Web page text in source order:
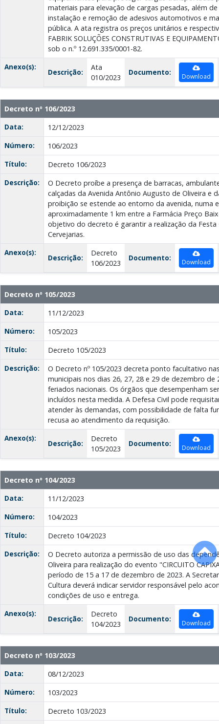
materiais para elevação de cargas pesadas, além
instalação e remoção de adesivos automotivos e
pública. A ata registra os preços unitários e
FABRIK SOLUÇÕES CONSTRUTIVAS E
sob o n.º 12.691.335/0001-82.
Anexo(s):
Descrição:
Ata
010/2023
Documento: Download
Decreto nº 106/2023
Data:
12/12/2023
Número:
106/2023
Título:
Decreto 106/2023
Descrição:
O Decreto proíbe a presença de barracas,
calçadas da Avenida Antônio Augusto de Oliveira e
proibição se estende ao entorno da avenida, numa
aproximadamente 1 km entre a Farmácia Preço
objetivo do decreto é garantir a realização da Festa
Cervejarias.
Anexo(s):
Descrição:
Decreto
106/2023
Documento: Download
Decreto nº 105/2023
Data:
11/12/2023
Número:
105/2023
Título:
Decreto 105/2023
Descrição:
O Decreto nº 105/2023 decreta ponto facultativo
municipais nos dias 26, 27, 28 e 29 de dezembro de
feriados nacionais. Os órgãos que desempenham
incluídos nesta medida. A Defesa Civil pode
atender às demandas, com possibilidade de falta
recusa ao atendimento da requisição.
Anexo(s):
Descrição:
Decreto
105/2023
Documento: Download
Decreto nº 104/2023
Data:
11/12/2023
Número:
104/2023
Título:
Decreto 104/2023
Descrição:
O Decreto autoriza a permissão de uso das
Oliveira para realização do evento "CIRCUITO
período de 15 a 17 de dezembro de 2023. A
Cultura deverá indicar servidor responsável pelo
condições de uso e entrega.
Anexo(s):
Descrição:
Decreto
104/2023
Documento: Download
Decreto nº 103/2023
Data:
08/12/2023
Número:
103/2023
Título:
Decreto 103/2023